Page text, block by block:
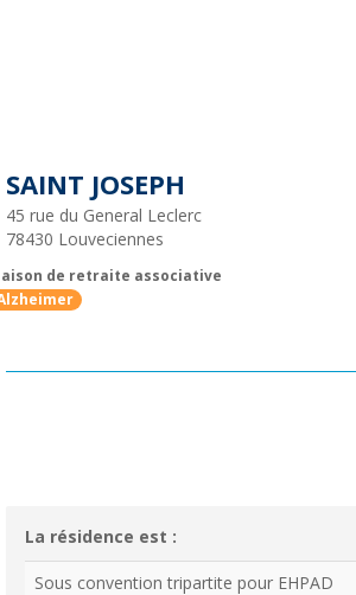
SAINT JOSEPH
45 rue du General Leclerc
78430 Louveciennes
de retraite associative
La résidence est :
Sous convention tripartite pour EHPAD